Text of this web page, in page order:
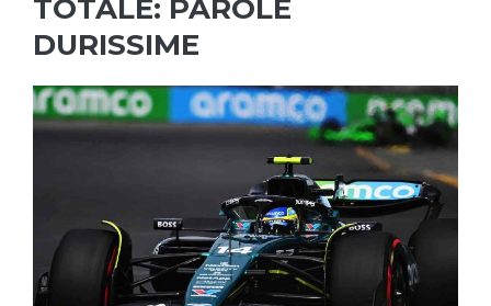
TOTALE: PAROLE
DURISSIME